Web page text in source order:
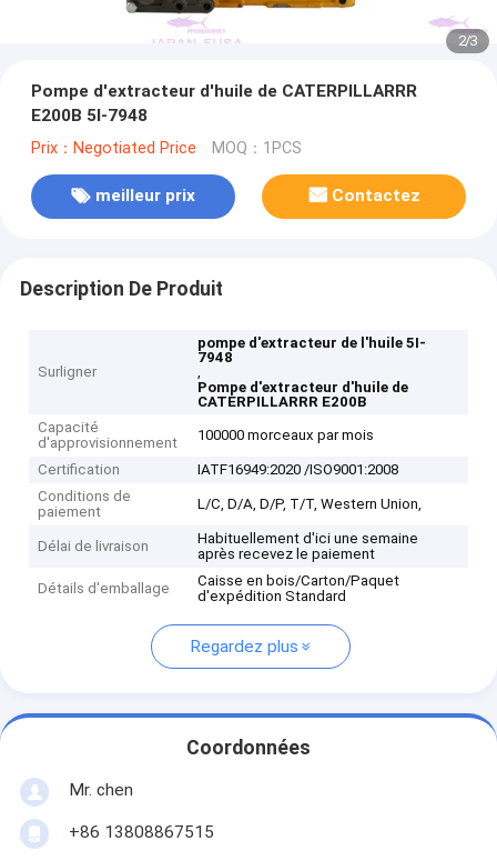
2/3
Pompe d'extracteur d'huile de CATERPILLARRR
E200B 5I-7948
Prix：Negotiated Price MOQ：1PCS
meilleur prix Contactez
Description De Produit
Surligner
pompe d'extracteur de l'huile 5I-
7948
,
Pompe d'extracteur d'huile de
CATERPILLARRR E200B
Capacité
d'approvisionnement
100000 morceaux par mois
Certification
IATF16949:2020 /ISO9001:2008
Conditions de
paiement
L/C, D/A, D/P, T/T, Western Union,
Délai de livraison
Habituellement d'ici une semaine
après recevez le paiement
Détails d'emballage
Caisse en bois/Carton/Paquet
d'expédition Standard
Regardez plus
Coordonnées
Mr. chen
+86 13808867515